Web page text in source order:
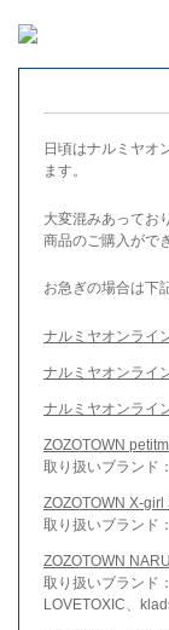
日頃はナルミヤオ
ます。
大変混みあってお
商品のご購入がで
お急ぎの場合は下
ナルミヤオンライ
ナルミヤオンライ
ナルミヤオンライ
ZOZOTOWN
取り扱いブランド
ZOZOTOWN X-girl
取り扱いブランド
ZOZOTOWN
取り扱いブランド
LOVETOXIC、